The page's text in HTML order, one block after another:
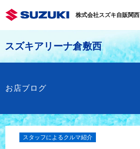
株式会社スズキ自販関西
スズキアリーナ倉敷西
お店ブログ
スタッフによるクルマ紹介